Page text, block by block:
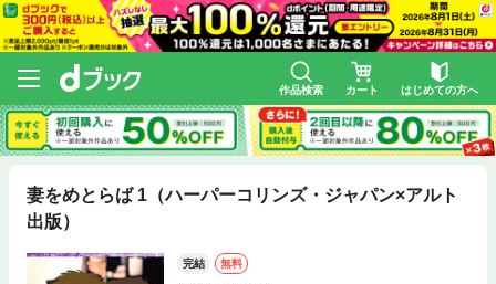
作品検索 カート はじめての方へ
妻をめとらば 1（ハーパーコリンズ・ジャパン×アルト
出版）
完結 無料